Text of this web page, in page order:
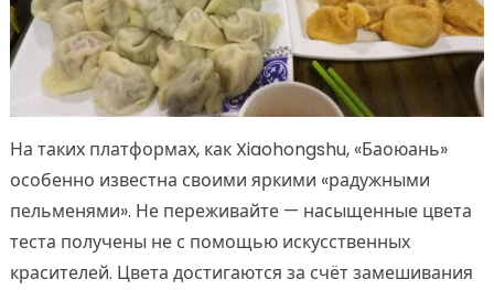
На таких платформах, как Xiaohongshu, «Баоюань»
особенно известна своими яркими «радужными
пельменями». Не переживайте — насыщенные цвета
теста получены не с помощью искусственных
красителей. Цвета достигаются за счёт замешивания